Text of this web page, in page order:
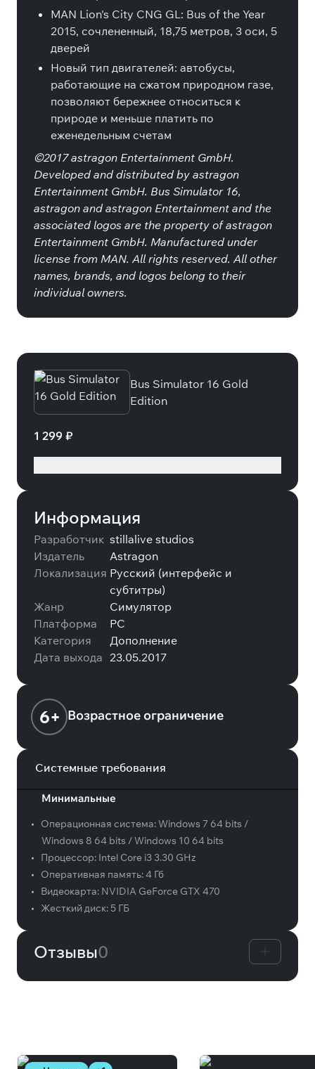
MAN Lion's City CNG GL: Bus of the Year
2015, сочлененный, 18,75 метров, 3 оси, 5
дверей
Новый тип двигателей: автобусы,
работающие на сжатом природном газе,
позволяют бережнее относиться к
природе и меньше платить по
еженедельным счетам
©2017 astragon Entertainment GmbH.
Developed and distributed by astragon
Entertainment GmbH. Bus Simulator 16,
astragon and astragon Entertainment and the
associated logos are the property of astragon
Entertainment GmbH. Manufactured under
license from MAN. All rights reserved. All other
names, brands, and logos belong to their
individual owners.
Bus Simulator 16 Gold
Edition
1 299 ₽
Информация
Разработчик stillalive studios
Издатель
Astragon
Локализация Русский (интерфейс и
субтитры)
Жанр
Симулятор
Платформа
PC
Категория
Дополнение
Дата выхода 23.05.2017
6+ Возрастное ограничение
Системные требования
Минимальные
• Операционная система:Windows 7 64 bits /
Windows 8 64 bits / Windows 10 64 bits
•
Процессор: Intel Core i3 3.30 GHz
•
Оперативная память:4 Гб
•
Видеокарта: NVIDIA GeForce GTX 470
•
Жесткий диск: 5 ГБ
Отзывы0